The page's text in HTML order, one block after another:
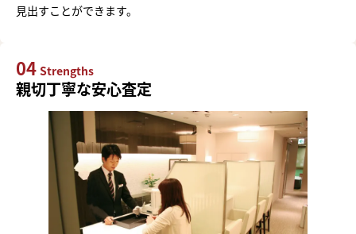
見出すことができます。
04 Strengths
親切丁寧な安心査定